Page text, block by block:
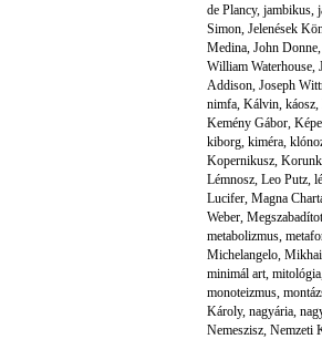
de Plancy, jambikus,
Simon, Jelenések
Medina, John Donne,
William Waterhouse,
Addison, Joseph
nimfa, Kálvin, káosz,
Kemény Gábor,
kiborg, kiméra,
Kopernikusz, Korunk
Lémnosz, Leo Putz,
Lucifer, Magna
Weber,
metabolizmus,
Michelangelo,
minimál art, mitológia
monoteizmus,
Károly, nagyária,
Nemeszisz, Nemzeti